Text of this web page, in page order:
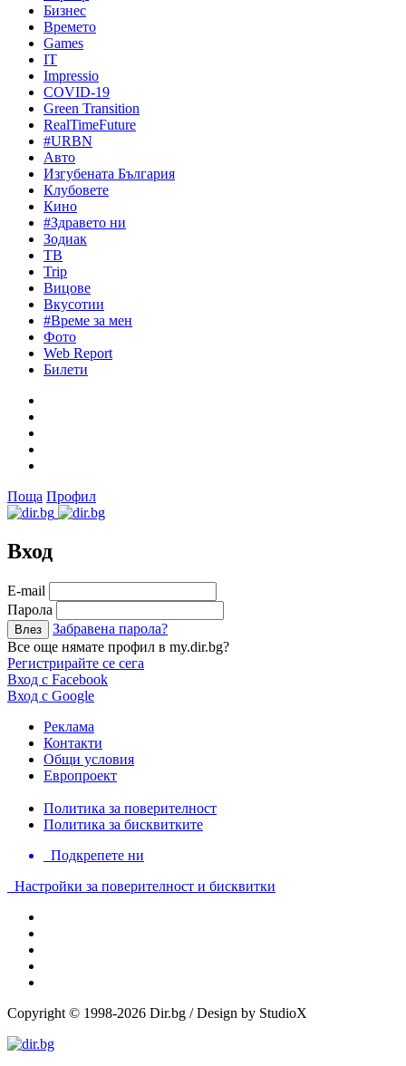
Бизнес
Времето
Games
IT
Impressio
COVID-19
Green Transition
RealTimeFuture
#URBN
Авто
Изгубената България
Клубовете
Кино
#Здравето ни
Зодиак
ТВ
Trip
Вицове
Вкусотии
#Време за мен
Фото
Web Report
Билети
Поща Профил
Вход
Е-mail
Парола
Забравена парола?
Все още нямате профил в my.dir.bg?
Регистрирайте се сега
Вход с Facebook
Вход с Google
Реклама
Контакти
Общи условия
Европроект
Политика за поверителност
Политика за бисквитките
Подкрепете ни
Настройки за поверителност и бисквитки
Copyright © 1998-2026 Dir.bg / Design by StudioX